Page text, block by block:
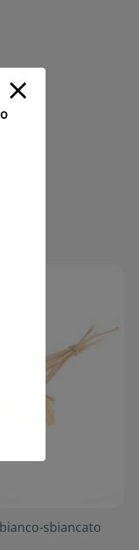
bianco-sbiancato